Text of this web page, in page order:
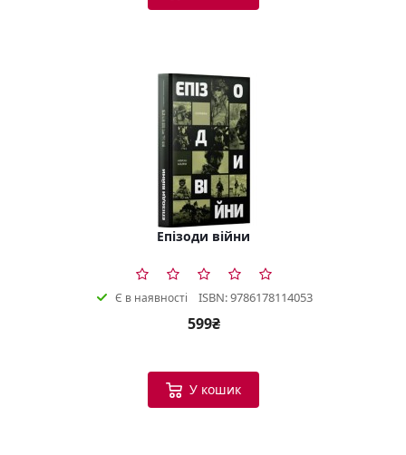
Епізоди війни
Є в наявності ISBN: 9786178114053
599₴
У кошик